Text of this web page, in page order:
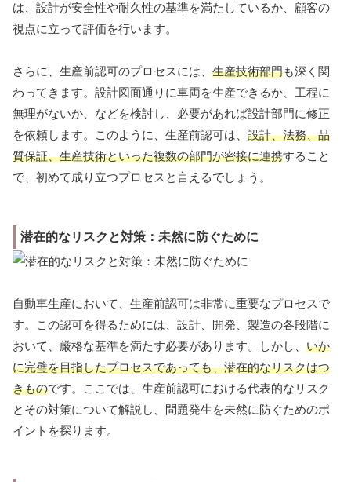
は、設計が安全性や耐久性の基準を満たしているか、顧客の
視点に立って評価を行います。
さらに、生産前認可のプロセスには、 生産技術部門も深く関
わってきます。設計図面通りに車両を生産できるか、工程に
無理がないか、などを検討し、必要があれば設計部門に修正
を依頼します。このように、生産前認可は、 設計、法務、品
質保証、生産技術といった複数の部門が密接に連携すること
で、初めて成り立つプロセスと言えるでしょう。
潜在的なリスクと対策：未然に防ぐために
自動車生産において、生産前認可は非常に重要なプロセスで
す。この認可を得るためには、設計、開発、製造の各段階に
おいて、厳格な基準を満たす必要があります。しかし、 いか
に完璧を目指したプロセスであっても、潜在的なリスクはつ
きものです。ここでは、生産前認可における代表的なリスク
とその対策について解説し、問題発生を未然に防ぐためのポ
イントを探ります。